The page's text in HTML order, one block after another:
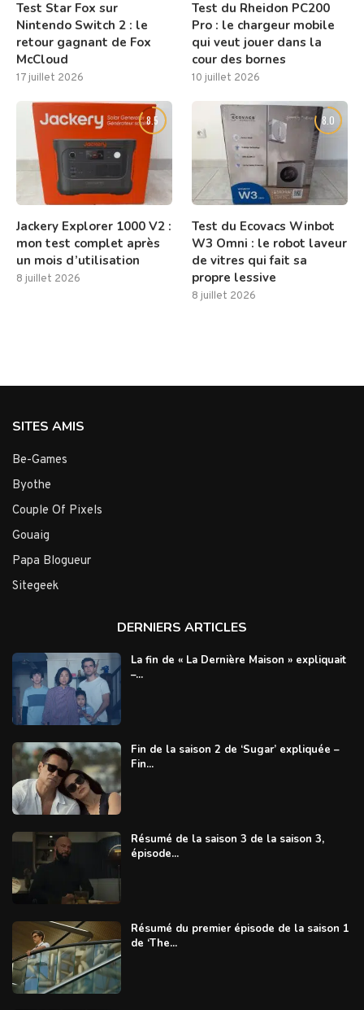
Test Star Fox sur
Nintendo Switch 2 : le
retour gagnant de Fox
McCloud
17 juillet 2026
Test du Rheidon PC200
Pro : le chargeur mobile
qui veut jouer dans la
cour des bornes
10 juillet 2026
8.5
Jackery Explorer 1000 V2 :
mon test complet après
un mois d’utilisation
8 juillet 2026
8.0
Test du Ecovacs Winbot
W3 Omni : le robot laveur
de vitres qui fait sa
propre lessive
8 juillet 2026
SITES AMIS
Be-Games
Byothe
Couple Of Pixels
Gouaig
Papa Blogueur
Sitegeek
DERNIERS ARTICLES
La fin de « La Dernière Maison » expliquait
–...
Fin de la saison 2 de ‘Sugar’ expliquée –
Fin...
Résumé de la saison 3 de la saison 3,
épisode...
Résumé du premier épisode de la saison 1
de ‘The...